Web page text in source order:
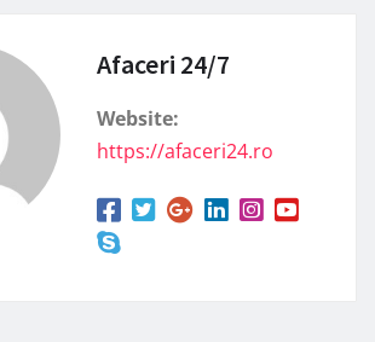
Afaceri 24/7
Website:
https://afaceri24.ro